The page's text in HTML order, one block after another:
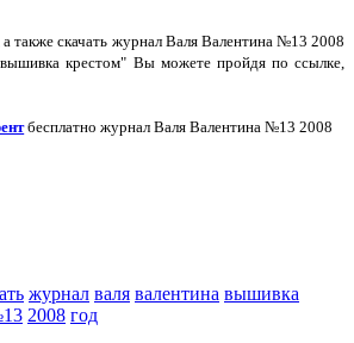
также скачать журнал Валя Валентина №13 2008
крестом" Вы можете пройдя по ссылке,
бесплатно журнал Валя Валентина №13 2008
журнал валя валентина вышивка
2008 год